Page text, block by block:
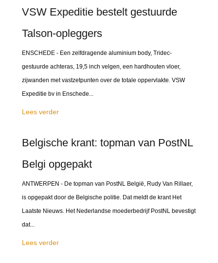
VSW Expeditie bestelt gestuurde
Talson-opleggers
ENSCHEDE - Een zelfdragende aluminium body, Tridec-
gestuurde achteras, 19,5 inch velgen, een hardhouten vloer,
zijwanden met vastzetpunten over de totale oppervlakte. VSW
Expeditie bv in Enschede...
Lees verder
Belgische krant: topman van PostNL
Belgi opgepakt
ANTWERPEN - De topman van PostNL België, Rudy Van Rillaer,
is opgepakt door de Belgische politie. Dat meldt de krant Het
Laatste Nieuws. Het Nederlandse moederbedrijf PostNL bevestigt
dat...
Lees verder